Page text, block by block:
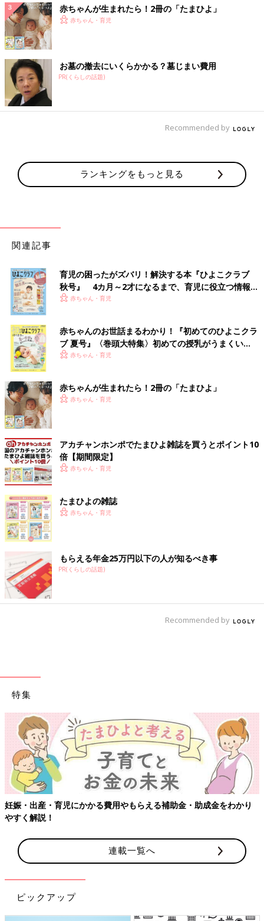
赤ちゃんが生まれたら！2冊の「たまひよ」
赤ちゃん・育児
お墓の撤去にいくらかかる？墓じまい費用
PR(くらしの話題)
Recommended by
ランキングをもっと見る
関連記事
育児の困ったがズバリ！解決する本『ひよこクラブ
秋号』 4カ月～2才になるまで、育児に役立つ情報が
いっぱい！
赤ちゃん・育児
赤ちゃんのお世話まるわかり！『初めてのひよこクラ
ブ 夏号』〈巻頭大特集〉初めての授乳がうまくい
く！ おっぱい・ミルクの基本と夏のトラブル 解決テ
赤ちゃん・育児
赤ちゃんが生まれたら！2冊の「たまひよ」
赤ちゃん・育児
アカチャンホンポでたまひよ雑誌を買うとポイント10
倍【期間限定】
赤ちゃん・育児
たまひよの雑誌
赤ちゃん・育児
もらえる年金25万円以下の人が知るべき事
PR(くらしの話題)
Recommended by
特集
金・助成金をわかり
【ワクチン接種できるものも】妊婦の感染
連載一覧へ
ピックアップ